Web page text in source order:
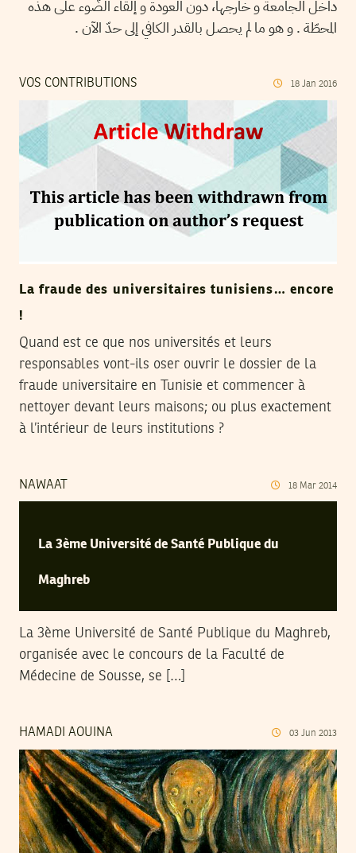
داخل الجامعة و خارجها، دون العودة و إلقاء الضّوء على هذه
المحطّة . و هو ما لم يحصل بالقدر الكافي إلى حدّ الآن .
VOS CONTRIBUTIONS 18 Jan 2016
La fraude des universitaires tunisiens… encore
!
Quand est ce que nos universités et leurs
responsables vont-ils oser ouvrir le dossier de la
fraude universitaire en Tunisie et commencer à
nettoyer devant leurs maisons; ou plus exactement
à l’intérieur de leurs institutions ?
NAWAAT 18 Mar 2014
La 3ème Université de Santé Publique du
Maghreb
La 3ème Université de Santé Publique du Maghreb,
organisée avec le concours de la Faculté de
Médecine de Sousse, se […]
HAMADI AOUINA 03 Jun 2013